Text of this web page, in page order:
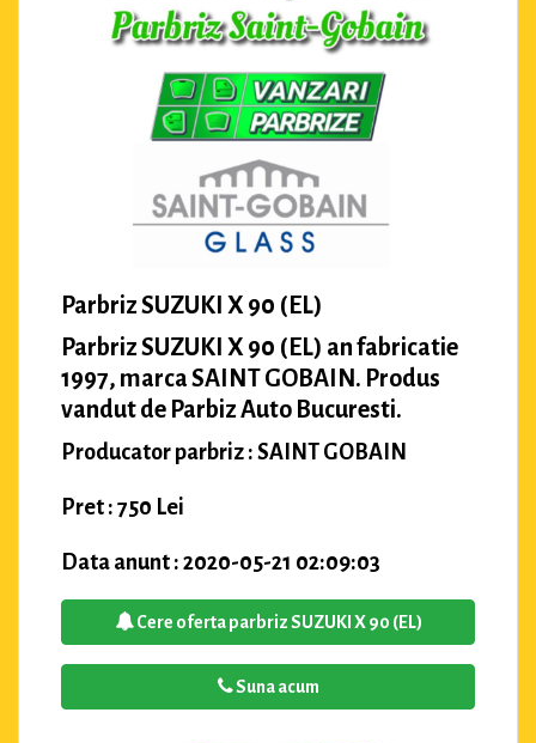
Parbriz SUZUKI X 90 (EL)
Parbriz SUZUKI X 90 (EL) an fabricatie
1997, marca SAINT GOBAIN. Produs
vandut de Parbiz Auto Bucuresti.
Producator parbriz : SAINT GOBAIN
Pret : 750 Lei
Data anunt : 2020-05-21 02:09:03
Cere oferta parbriz SUZUKI X 90 (EL)
Suna acum